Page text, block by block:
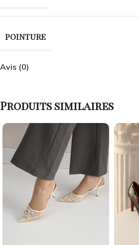
POINTURE
Avis (0)
Produits similaires